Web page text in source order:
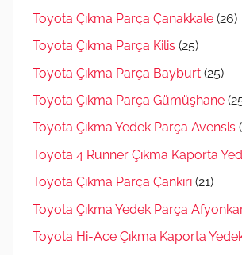
Toyota Çıkma Parça Çanakkale (26)
Toyota Çıkma Parça Kilis (25)
Toyota Çıkma Parça Bayburt (25)
Toyota Çıkma Parça Gümüşhane
Toyota Çıkma Yedek Parça Avensis
Toyota 4 Runner Çıkma Kaporta
Toyota Çıkma Parça Çankırı (21)
Toyota Çıkma Yedek Parça
Toyota Hi-Ace Çıkma Kaporta